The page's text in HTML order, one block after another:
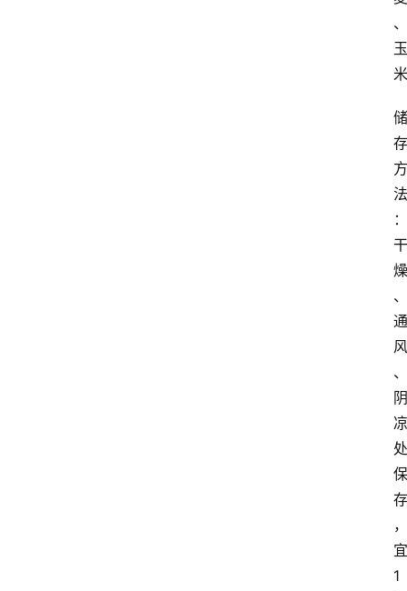
、
玉
米
储
存
方
法
：
干
燥
、
通
风
、
阴
凉
处
保
存
，
宜
1